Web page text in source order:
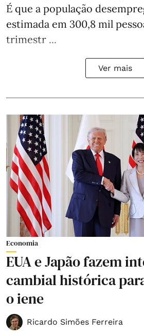
É que a população
estimada em 300,8 mil
trimestr ...
Ver mais
Economia
EUA e Japão fazem
cambial histórica
o iene
Ricardo Simões Ferreira